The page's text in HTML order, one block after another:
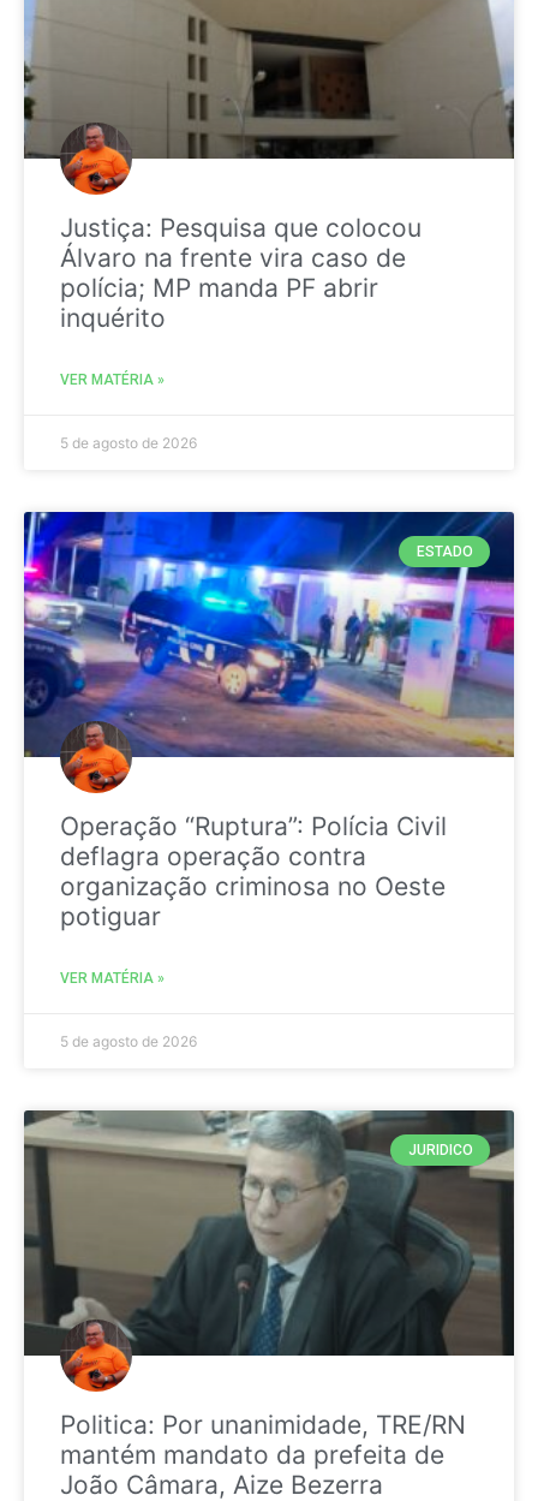
Justiça: Pesquisa que colocou
Álvaro na frente vira caso de
polícia; MP manda PF abrir
inquérito
VER MATÉRIA »
5 de agosto de 2026
ESTADO
Operação “Ruptura”: Polícia Civil
deflagra operação contra
organização criminosa no Oeste
potiguar
VER MATÉRIA »
5 de agosto de 2026
JURIDICO
Politica: Por unanimidade, TRE/RN
mantém mandato da prefeita de
João Câmara, Aize Bezerra